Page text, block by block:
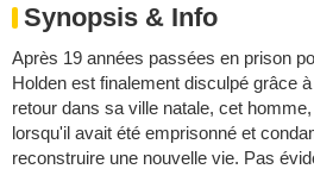
Synopsis & Info
Après 19 années passées en prison
Holden est finalement disculpé grâce
retour dans sa ville natale, cet
lorsqu'il avait été emprisonné et
reconstruire une nouvelle vie. Pas